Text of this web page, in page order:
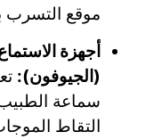
موقع التسرب
أجهزة
(الجيوفون):
سماعة
التقاط